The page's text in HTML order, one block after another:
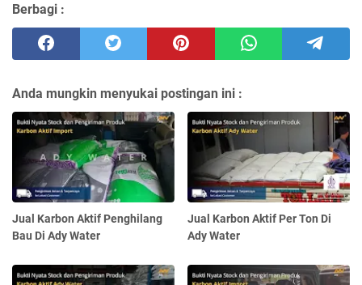
Berbagi :
Anda mungkin menyukai postingan ini :
Jual Karbon Aktif Penghilang
Bau Di Ady Water
Jual Karbon Aktif Per Ton Di
Ady Water